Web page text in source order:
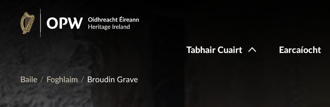
Tabhair Cuairt Earcaíocht
Baile Foghlaim Broudin Grave